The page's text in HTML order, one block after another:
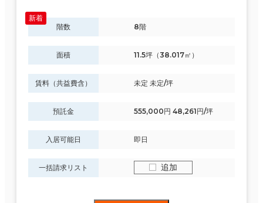
階数 8階
面積 11.5坪（38.017㎡）
賃料（共益費含） 未定 未定/坪
預託金 555,000円 48,261円/坪
入居可能日 即日
一括請求リスト 追加